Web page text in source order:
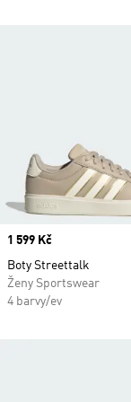
Price
1 599 Kč
Boty Streettalk
Ženy Sportswear
4 barvy/ev